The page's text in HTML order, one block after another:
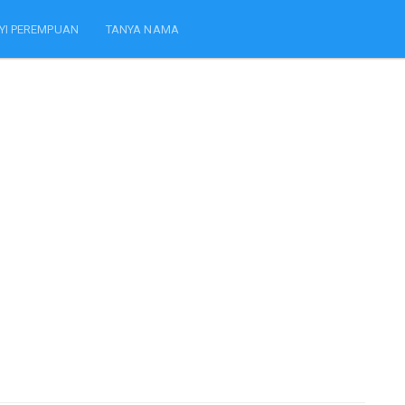
PEREMPUAN TANYA NAMA